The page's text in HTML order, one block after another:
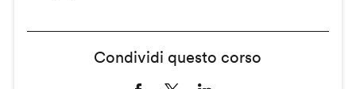
Condividi questo corso